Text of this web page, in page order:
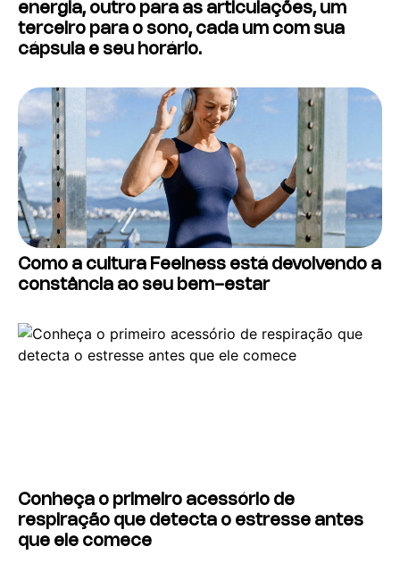
energia, outro para as articulações, um
terceiro para o sono, cada um com sua
cápsula e seu horário.
Como a cultura Feelness está devolvendo a
constância ao seu bem-estar
Conheça o primeiro acessório de
respiração que detecta o estresse antes
que ele comece